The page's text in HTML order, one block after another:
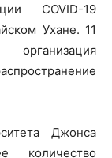
COVID-19
Ухане. 11
Джонса